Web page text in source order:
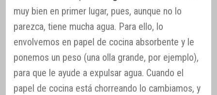
muy bien en primer lugar, pues, aunque no lo
parezca, tiene mucha agua. Para ello, lo
envolvemos en papel de cocina absorbente y le
ponemos un peso (una olla grande, por ejemplo),
para que le ayude a expulsar agua. Cuando el
papel de cocina está chorreando lo cambiamos, y